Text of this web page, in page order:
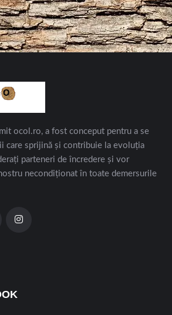
ocol.ro, a fost conceput pentru a se
care sprijină și contribuie la evoluția
parteneri de încredere și vor
necondiționat în toate demersurile